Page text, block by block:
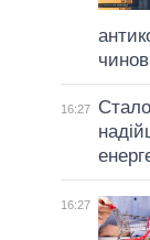
16:27
16:27